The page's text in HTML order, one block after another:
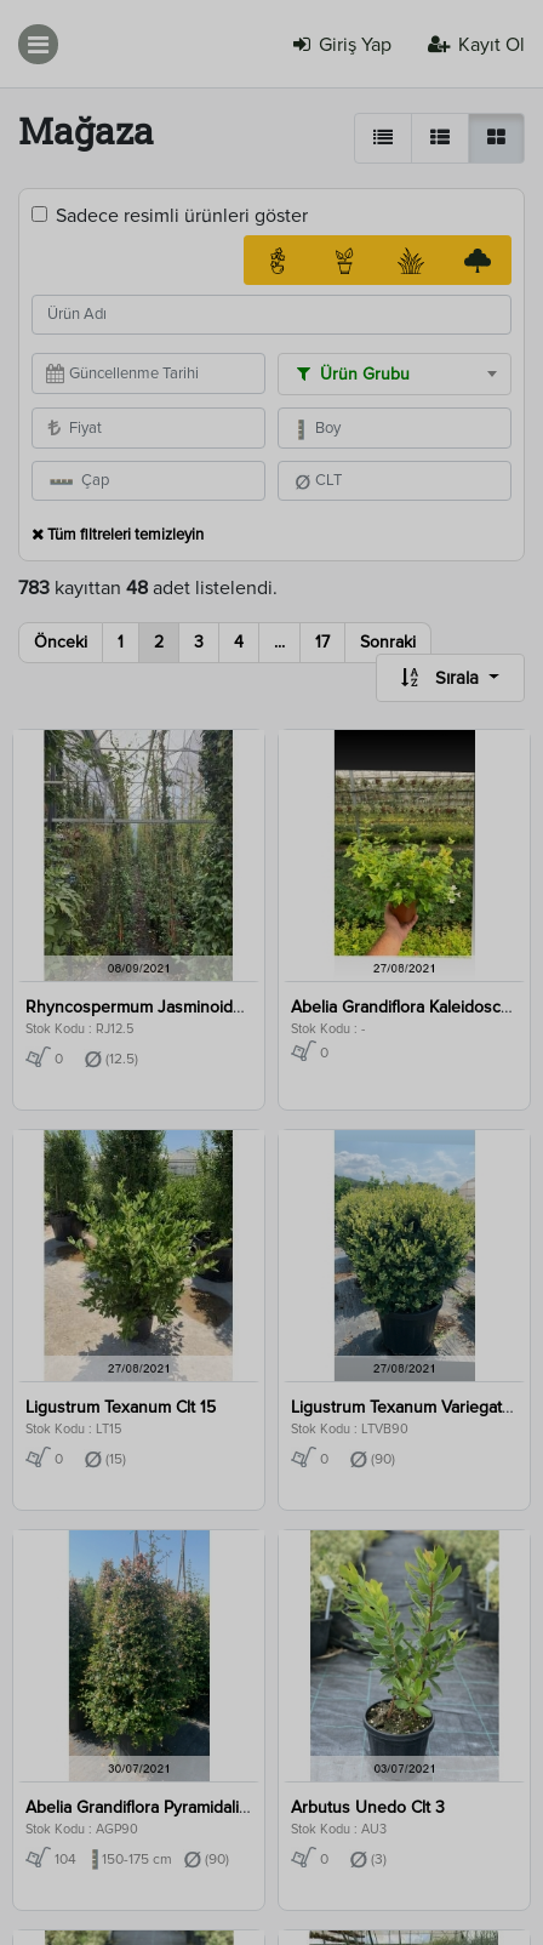
Giriş Yap Kayıt Ol
Mağaza
Sadece resimli ürünleri göster
Ürün Grubu
Tüm filtreleri temizleyin
783 kayıttan 48 adet listelendi.
Önceki 1 2 3 4 ... 17 Sonraki
Sırala
Rhyncospermum Jasminoides Clt 12.5
Stok Kodu : RJ12.5
0 (12.5)
Abelia Grandiflora Kaleidoscope Clt 1,5
Stok Kodu : -
0
Ligustrum Texanum Clt 15
Stok Kodu : LT15
0 (15)
Ligustrum Texanum Variegata Ball Clt 90
Stok Kodu : LTVB90
0 (90)
Abelia Grandiflora Pyramidalis Clt 90
Stok Kodu : AGP90
104 150-175 cm (90)
Arbutus Unedo Clt 3
Stok Kodu : AU3
0 (3)